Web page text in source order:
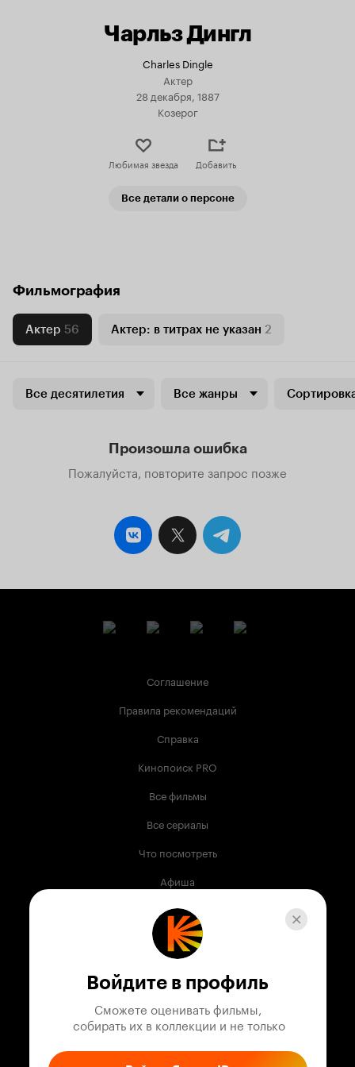
Чарльз Дингл
Charles Dingle
Актер
28 декабря, 1887
Козерог
Любимая звезда Добавить
Все детали о персоне
Фильмография
Актер 56 Актер: в титрах не указан 2
Все десятилетия Все жанры
Произошла ошибка
Пожалуйста, повторите запрос позже
Соглашение
Правила рекомендаций
Справка
Кинопоиск PRO
Все фильмы
Все сериалы
Что посмотреть
Афиша
Музыка
Телепрограмма
Служба поддержки
Войдите в профиль
Сможете оценивать фильмы,
собирать их в коллекции и не только